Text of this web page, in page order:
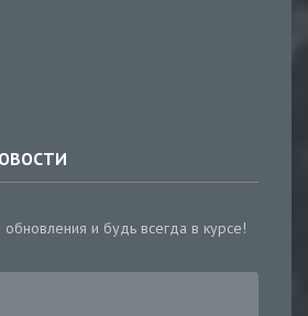
и будь всегда в курсе!